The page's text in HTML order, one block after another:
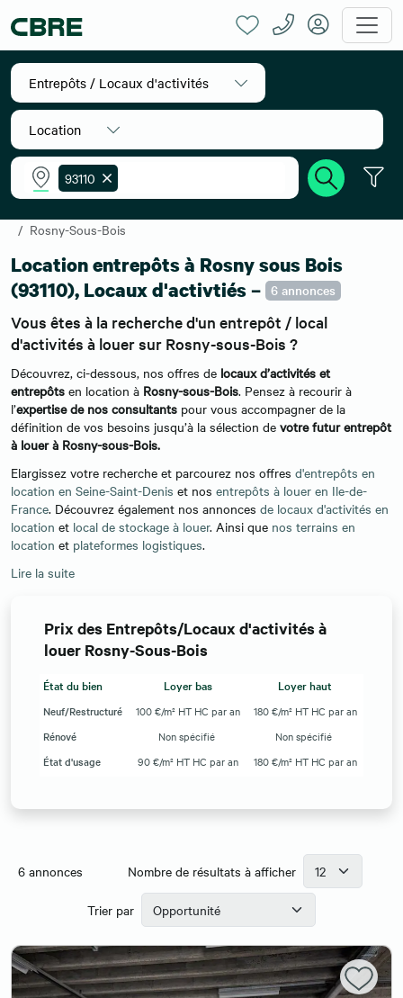
Entrepôts / Locaux d'activités
Location
93110
Rosny-Sous-Bois
Location entrepôts à Rosny sous Bois
(93110), Locaux d'activtiés – 6 annonces
Vous êtes à la recherche d'un entrepôt / local
d'activités à louer sur Rosny-sous-Bois ?
Découvrez, ci-dessous, nos offres de locaux d’activités et
entrepôts en location à Rosny-sous-Bois. Pensez à recourir à
l’expertise de nos consultants pour vous accompagner de la
définition de vos besoins jusqu’à la sélection de votre futur entrepôt
à louer à Rosny-sous-Bois.
Elargissez votre recherche et parcourez nos offres d'entrepôts en
location en Seine-Saint-Denis et nos entrepôts à louer en Ile-de-
France. Découvrez également nos annonces de locaux d'activités en
location et local de stockage à louer. Ainsi que nos terrains en
location et plateformes logistiques.
Lire la suite
Prix des Entrepôts/Locaux d'activités à
louer Rosny-Sous-Bois
État du bien Loyer bas Loyer haut
Neuf/Restructuré 100 €/m² HT HC par an
180 €/m² HT HC par an
Rénové
Non spécifié
Non spécifié
État d'usage
90 €/m² HT HC par an 180 €/m² HT HC par an
6 annonces Nombre de résultats à afficher
Trier par